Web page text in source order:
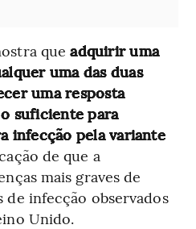
queadquirir uma
uma das duas
uma resposta
suficiente para
infecção pela variante
de que a
mais graves de
infecção observados
Unido.